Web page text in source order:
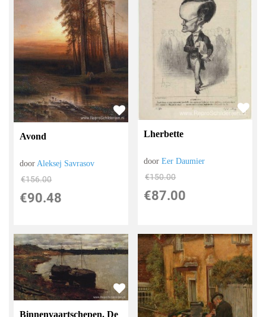
Avond
door Aleksej Savrasov
€156.00
€90.48
Lherbette
doorEer Daumier
€150.00
€87.00
Binnenvaartschepen. De